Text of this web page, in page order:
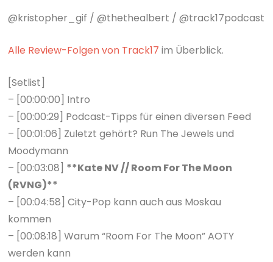
@kristopher_gif / @thethealbert / @track17podcast
Alle Review-Folgen von Track17 im Überblick.
[Setlist]
– [00:00:00] Intro
– [00:00:29] Podcast-Tipps für einen diversen Feed
– [00:01:06] Zuletzt gehört? Run The Jewels und
Moodymann
– [00:03:08] **Kate NV // Room For The Moon
(RVNG)**
– [00:04:58] City-Pop kann auch aus Moskau
kommen
– [00:08:18] Warum “Room For The Moon” AOTY
werden kann